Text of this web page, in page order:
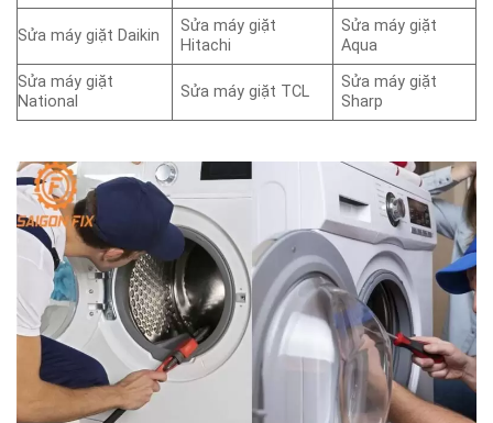
Sửa máy giặt Daikin
Sửa máy giặt
Hitachi
Sửa máy giặt
Aqua
Sửa máy giặt
National
Sửa máy giặt TCL
Sửa máy giặt
Sharp